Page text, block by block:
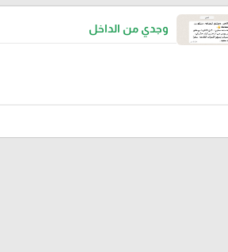
وجدي من الداخل